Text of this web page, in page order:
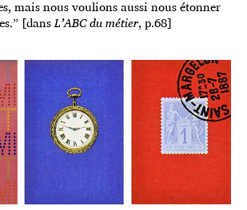
mais nous voulions aussi nous étonner
[dansL’ABC du métier, p.68]